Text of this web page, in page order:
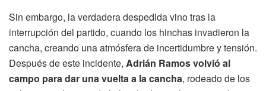
Sin embargo, la verdadera despedida vino tras la
interrupción del partido, cuando los hinchas invadieron la
cancha, creando una atmósfera de incertidumbre y tensión.
Después de este incidente, Adrián Ramos volvió al
campo para dar una vuelta a la cancha, rodeado de los